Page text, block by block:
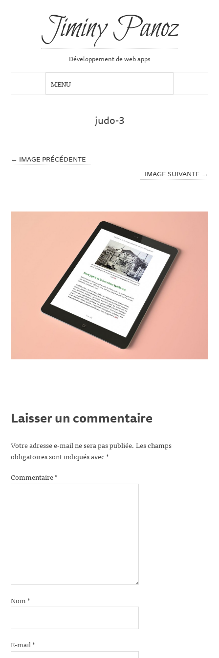
Jiminy Panoz
Développement de web apps
judo-3
← IMAGE PRÉCÉDENTE
IMAGE SUIVANTE →
Laisser un commentaire
Votre adresse e-mail ne sera pas publiée. Les champs
obligatoires sont indiqués avec*
Commentaire*
Nom*
E-mail*